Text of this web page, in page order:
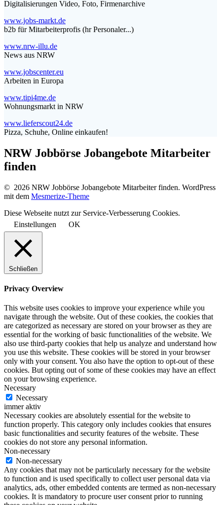
Digitalisierungen Video, Foto, Firmenarchive
www.jobs-markt.de
b2b für Mitarbeiterprofis (hr Personaler...)
www.nrw-illu.de
News aus NRW
www.jobscenter.eu
Arbeiten in Europa
www.tipi4me.de
Wohnungsmarkt in NRW
www.lieferscout24.de
Pizza, Schuhe, Online einkaufen!
NRW Jobbörse Jobangebote Mitarbeiter
finden
© 2026 NRW Jobbörse Jobangebote Mitarbeiter finden. WordPress
mit dem Mesmerize-Theme
Diese Webseite nutzt zur Service-Verbesserung Cookies.
Einstellungen
OK
Schließen
Privacy Overview
This website uses cookies to improve your experience while you
navigate through the website. Out of these cookies, the cookies that
are categorized as necessary are stored on your browser as they are
essential for the working of basic functionalities of the website. We
also use third-party cookies that help us analyze and understand how
you use this website. These cookies will be stored in your browser
only with your consent. You also have the option to opt-out of these
cookies. But opting out of some of these cookies may have an effect
on your browsing experience.
Necessary
Necessary
immer aktiv
Necessary cookies are absolutely essential for the website to
function properly. This category only includes cookies that ensures
basic functionalities and security features of the website. These
cookies do not store any personal information.
Non-necessary
Non-necessary
Any cookies that may not be particularly necessary for the website
to function and is used specifically to collect user personal data via
analytics, ads, other embedded contents are termed as non-necessary
cookies. It is mandatory to procure user consent prior to running